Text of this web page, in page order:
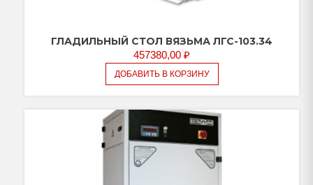
ГЛАДИЛЬНЫЙ СТОЛ ВЯЗЬМА ЛГС-103.34
457380,00 ₽
ДОБАВИТЬ В КОРЗИНУ